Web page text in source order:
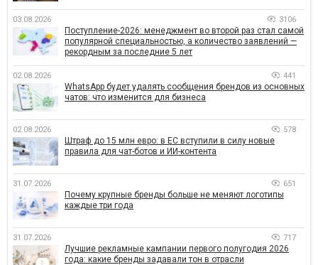
03.08.2026 3106
Поступление-2026: менеджмент во второй раз стал самой
популярной специальностью, а количество заявлений —
рекордным за последние 5 лет
02.08.2026 441
WhatsApp будет удалять сообщения брендов из основных
чатов: что изменится для бизнеса
02.08.2026 578
Штраф до 15 млн евро: в ЕС вступили в силу новые
правила для чат-ботов и ИИ-контента
31.07.2026 651
Почему крупные бренды больше не меняют логотипы
каждые три года
31.07.2026 717
Лучшие рекламные кампании первого полугодия 2026
года: какие бренды задавали тон в отрасли